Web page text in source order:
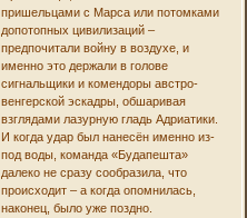
пришельцами с Марса или потомками
допотопных цивилизаций –
предпочитали войну в воздухе, и
именно это держали в голове
сигнальщики и комендоры австро-
венгерской эскадры, обшаривая
взглядами лазурную гладь Адриатики.
И когда удар был нанесён именно из-
под воды, команда «Будапешта»
далеко не сразу сообразила, что
происходит – а когда опомнилась,
наконец, было уже поздно.